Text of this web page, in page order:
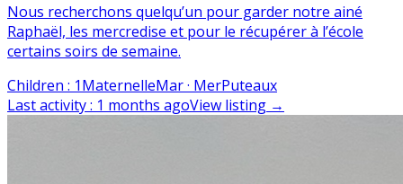
Nous recherchons quelqu’un pour garder notre ainé
Raphaël, les mercredise et pour le récupérer à l’école
certains soirs de semaine.
Children : 1MaternelleMar · MerPuteaux
Last activity: 1 months agoView listing →